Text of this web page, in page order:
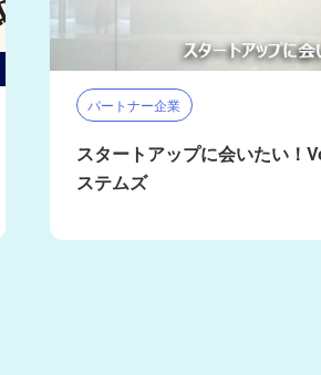
パートナー企業
スタートアップに会いたい！
ステムズ